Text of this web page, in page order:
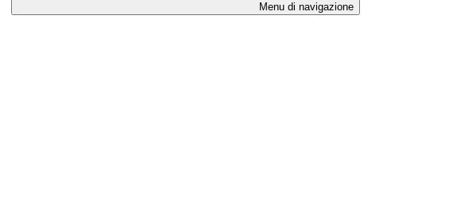
Menu di navigazione